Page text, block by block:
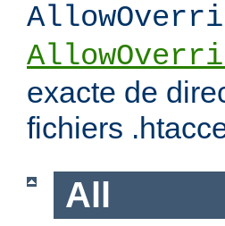
exacte de
fichiers
All